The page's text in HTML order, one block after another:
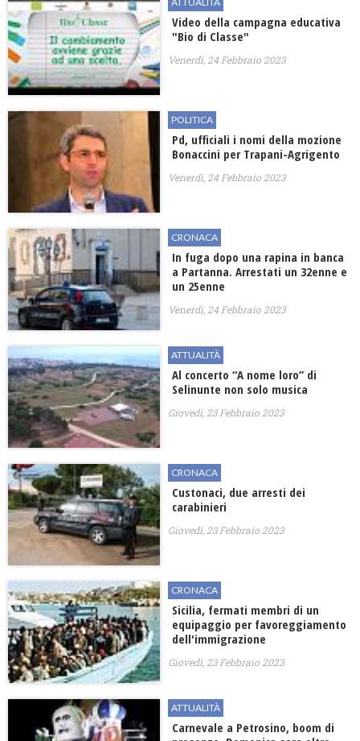
Video della campagna educativa
"Bio di Classe"
Venerdì, 24 Febbraio 2023
POLITICA
​Pd, ufficiali i nomi della mozione
Bonaccini per Trapani-Agrigento
Venerdì, 24 Febbraio 2023
CRONACA
In fuga dopo una rapina in banca
a Partanna. Arrestati un 32enne e
un 25enne
Venerdì, 24 Febbraio 2023
ATTUALITÀ
Al concerto “A nome loro” di
Selinunte non solo musica
Giovedì, 23 Febbraio 2023
CRONACA
Custonaci, due arresti dei
carabinieri
Giovedì, 23 Febbraio 2023
CRONACA
Sicilia, fermati membri di un
equipaggio per favoreggiamento
dell'immigrazione
Giovedì, 23 Febbraio 2023
ATTUALITÀ
​Carnevale a Petrosino, boom di